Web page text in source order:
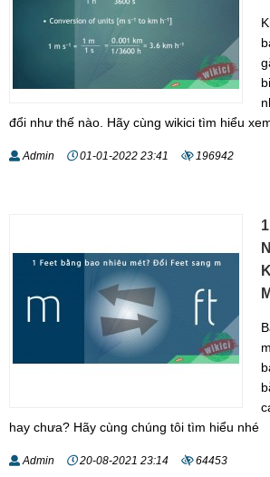
đổi như thế nào. Hãy cùng wikici tìm hiểu
Admin 01-01-2022 23:41 196942
hay chưa? Hãy cùng chúng tôi tìm hiểu nhé
Admin 20-08-2021 23:14 64453